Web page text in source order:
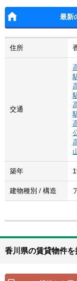
最新
住所
交通
築年
建物種別 / 構造
香川県の賃貸物件を